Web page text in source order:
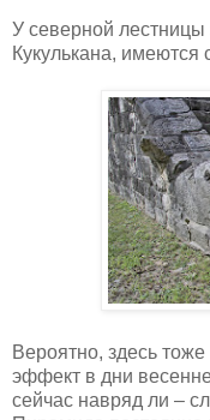
У северной
Кукулькана, имеются
Вероятно, здесь
эффект в дни
сейчас навряд ли –